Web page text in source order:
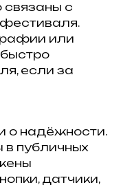
с
или
если за
о надёжности.
в публичных
датчики,